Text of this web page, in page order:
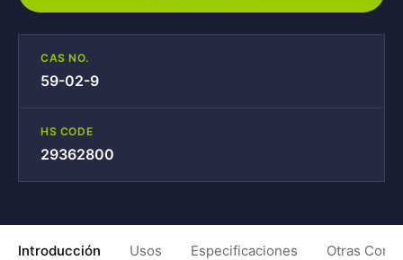
CAS NO.
59-02-9
HS CODE
29362800
Introducción Usos Especificaciones Otras